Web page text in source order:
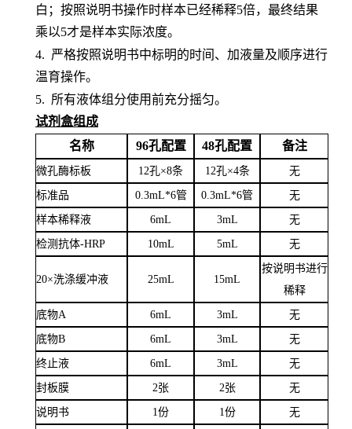
白；按照说明书操作时样本已经稀释5倍，最终结果
乘以5才是样本实际浓度。
4. 严格按照说明书中标明的时间、加液量及顺序进行
温育操作。
5. 所有液体组分使用前充分摇匀。
试剂盒组成
名称
96孔配置 48孔配置 备注
微孔酶标板 12孔×8条 12孔×4条 无
标准品 0.3mL*6管 0.3mL*6管 无
样本稀释液 6mL 3mL 无
检测抗体-HRP 10mL 5mL 无
20×洗涤缓冲液 25mL 15mL
按说明书进行
稀释
底物A 6mL 3mL 无
底物B 6mL 3mL 无
终止液 6mL 3mL 无
封板膜 2张 2张 无
说明书 1份 1份 无